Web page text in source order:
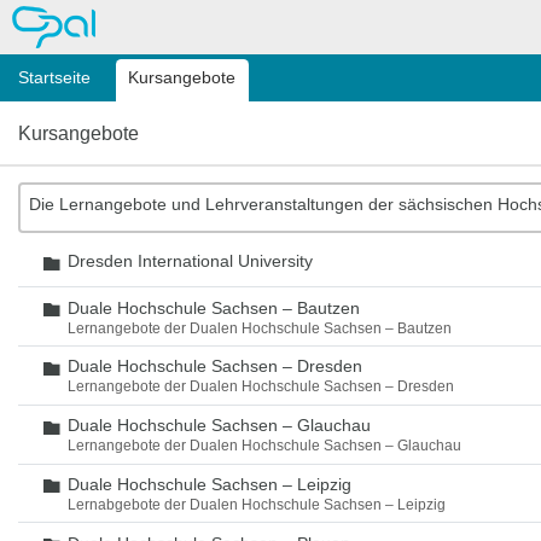
OPAL
Startseite Kursangebote
Kursangebote
Die Lernangebote und Lehrveranstaltungen der sächsischen
Ordner
Dresden International University
Ordner
Duale Hochschule Sachsen – Bautzen
Lernangebote der Dualen Hochschule Sachsen – Bautzen
Ordner
Duale Hochschule Sachsen – Dresden
Lernangebote der Dualen Hochschule Sachsen – Dresden
Ordner
Duale Hochschule Sachsen – Glauchau
Lernangebote der Dualen Hochschule Sachsen – Glauchau
Ordner
Duale Hochschule Sachsen – Leipzig
Lernabgebote der Dualen Hochschule Sachsen – Leipzig